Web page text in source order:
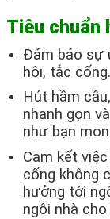
Tiêu chuẩn
Đảm bảo sự
hôi, tắc cống.
Hút hầm
nhanh gọn
như bạn
Cam kết
cống không
hưởng tới
ngôi nhà cho